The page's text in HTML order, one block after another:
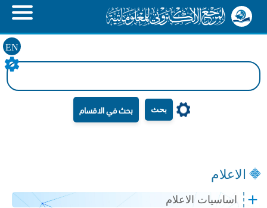
EN
بحث
الاعلام
اساسيات الاعلام